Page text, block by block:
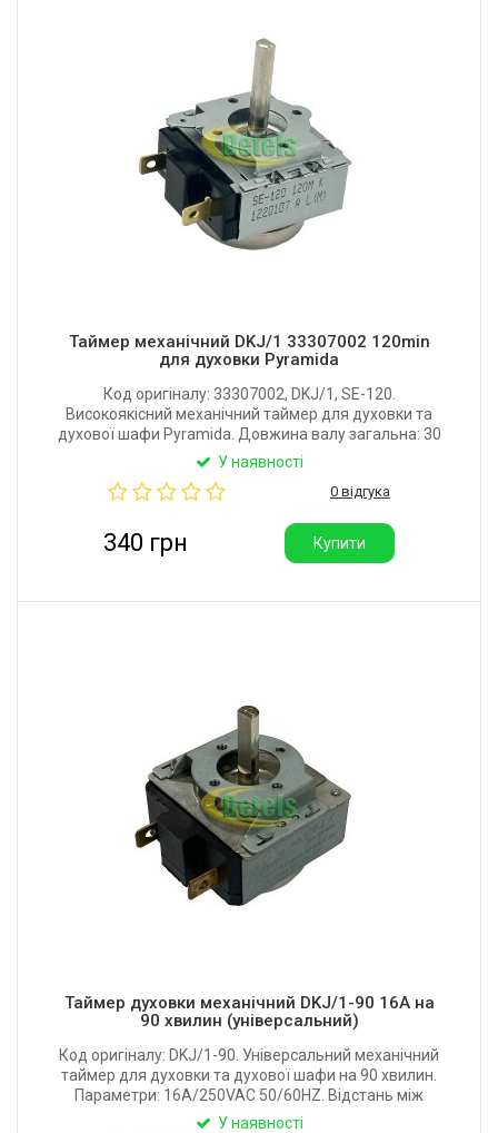
Таймер механічний DKJ/1 33307002 120min
для духовки Pyramida
Код оригіналу: 33307002, DKJ/1, SE-120.
Високоякісний механічний таймер для духовки та
духової шафи Pyramida. Довжина валу загальна: 30
мм. Довжина валу від кріпильної планки: 22 мм.
120 хвилин.
У наявності
0 відгука
340 грн Купити
Таймер духовки механічний DKJ/1-90 16A на
90 хвилин (універсальний)
Код оригіналу: DKJ/1-90. Універсальний механічний
таймер для духовки та духової шафи на 90 хвилин.
Параметри: 16A/250VAC 50/60HZ. Відстань між
центрами отворів кріплення: 30 мм. Довжина валу
У наявності